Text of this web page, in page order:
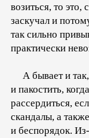
возиться, то это,
заскучал и
так сильно
практически
А бывает и так,
и пакостить,
рассердиться,
скандалы, а
и беспорядок.